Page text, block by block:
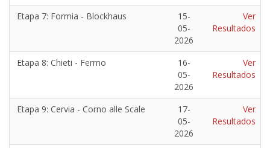
Etapa 7: Formia - Blockhaus
15-
05-
2026
Ver
Resultados
Etapa 8: Chieti - Fermo
16-
05-
2026
Ver
Resultados
Etapa 9: Cervia - Corno alle Scale
17-
05-
2026
Ver
Resultados